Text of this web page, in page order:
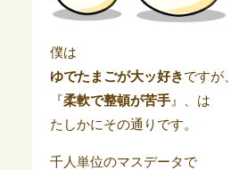
僕は
ゆでたまごが大ッ好きですが、
『柔軟で整頓が苦手』、は
たしかにその通りです。
千人単位のマスデータで